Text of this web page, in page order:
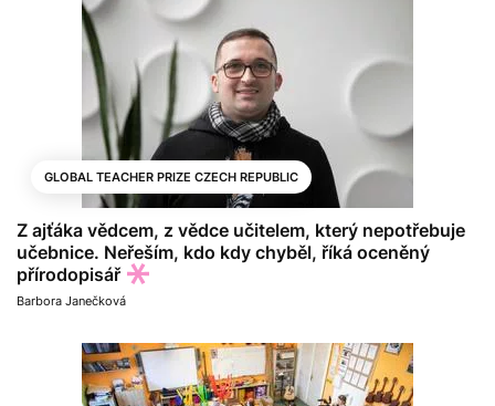
GLOBAL TEACHER PRIZE CZECH REPUBLIC
Z ajťáka vědcem, z vědce učitelem, který nepotřebuje
učebnice. Neřeším, kdo kdy chyběl, říká oceněný
přírodopisář
Barbora Janečková